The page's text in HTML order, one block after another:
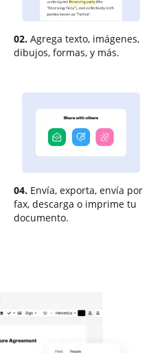
02. Agrega texto, imágenes,
dibujos, formas, y más.
04. Envía, exporta, envía por
fax, descarga o imprime tu
documento.